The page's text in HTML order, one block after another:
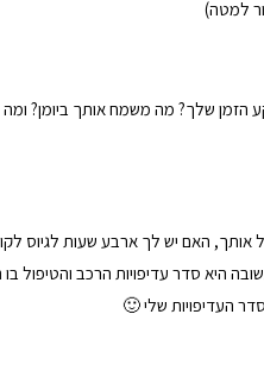
לתת קבוצות קטנות מדי. במה מושקע הזמן שלך? מה
סדר עדיפויות הרכב והטיפול בו